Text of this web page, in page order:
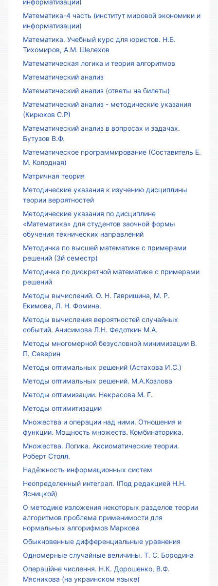
информатизации)
Математика-4 часть (институт мировой экономики и
информатизации)
Математика. Учебный курс для юристов. Н.Б.
Тихомиров, А.М. Шелехов
Математическая логика и теория алгоритмов
Математический анализ
Математический анализ (ответы на билеты)
Математический анализ - методические указания
(Кирюков С.Р)
Математический анализ в вопросах и задачах.
Бутузов В.Ф.
Математическое программирование (Составитель Е.
М. Колодная)
Матричная теория
Методические указания к изучению дисциплины
теории вероятностей
Методические указания по дисциплине
«Математика» для студентов заочной формы
обучения технических направлений
Методичка по высшей математике с примерами
решений (3й семестр)
Методичка по дискретной математике с примерами
решений
Методы вычислений. О. Н. Гавришина, М. Р.
Екимова, Л. Н. Фомина.
Методы вычисления вероятностей случайных
событий. Анисимова Л.Н. Федоткин М.А.
Методы многомерной безусловной минимизации В.
П. Северин
Методы оптимальных решений (Астахова И.С.)
Методы оптимальных решений. М.А.Козлова
Методы оптимизации. Некрасова М. Г.
Методы оптимитизации
Множества и операции над ними. Отношения и
функции. Мощность множеств. Комбинаторика.
Множества. Логика. Аксиоматические теории.
Роберт Столл.
Надёжность информационных систем
Неопределенный интеграл. (Под редакцией Н.Н.
Ясницкой)
О методике изложения некоторых разделов теории
алгоритмов проблема применимости для
нормальных алгорифмов Маркова
Обыкновенные дифференциальные уравнения
Одномерные случайные величины. Т. С. Бородина
Операційне числення. Н.К. Дорошенко, В.Ф.
Мясникова (на украинском языке)